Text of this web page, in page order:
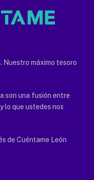
Nuestro máximo tesoro
son una fusión entre
lo que ustedes nos
de Cuéntame León